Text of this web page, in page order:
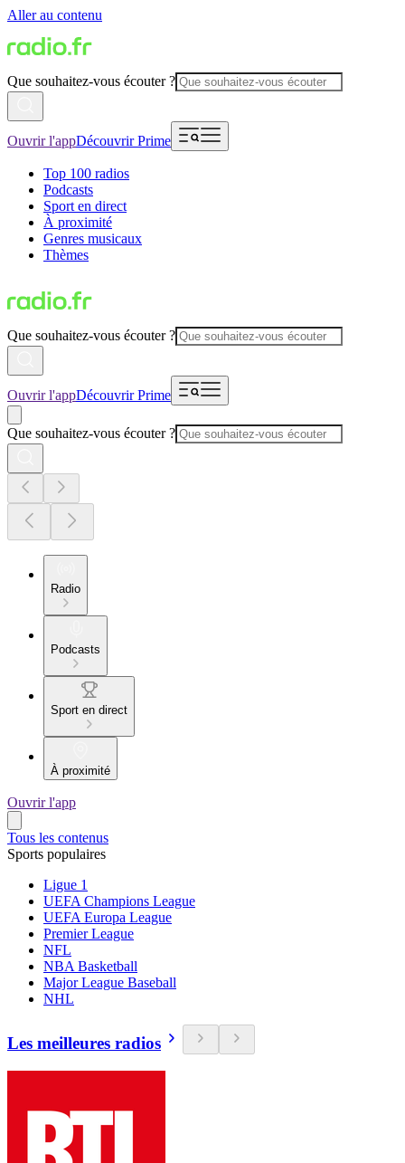
Aller au contenu
Que souhaitez-vous écouter ?
Ouvrir l'appDécouvrir Prime
Top 100 radios
Podcasts
Sport en direct
À proximité
Genres musicaux
Thèmes
Que souhaitez-vous écouter ?
Ouvrir l'appDécouvrir Prime
Que souhaitez-vous écouter ?
Radio
Podcasts
Sport en direct
À proximité
Ouvrir l'app
Tous les contenus
Sports populaires
Ligue 1
UEFA Champions League
UEFA Europa League
Premier League
NFL
NBA Basketball
Major League Baseball
NHL
Les meilleures radios